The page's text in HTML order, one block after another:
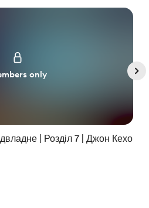
only
| Розділ 7 | Джон Кехо